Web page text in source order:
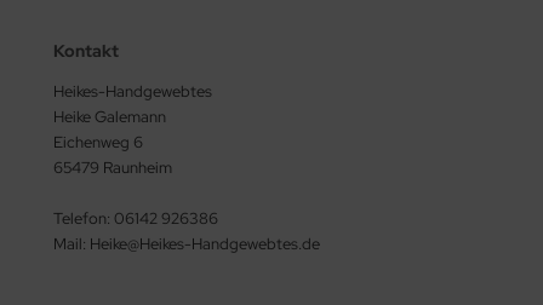
Kontakt
Heikes-Handgewebtes
Heike Galemann
Eichenweg 6
65479 Raunheim
Telefon: 06142 926386
Mail: Heike@Heikes-Handgewebtes.de